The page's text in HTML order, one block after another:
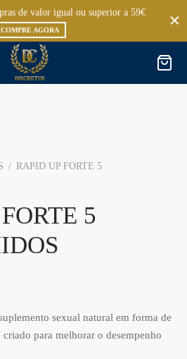
de valor igual ou superior a 59€
COMPRE AGORA
/ RAPID UP FORTE 5
5
sexual natural em forma de
para melhorar o desempenho